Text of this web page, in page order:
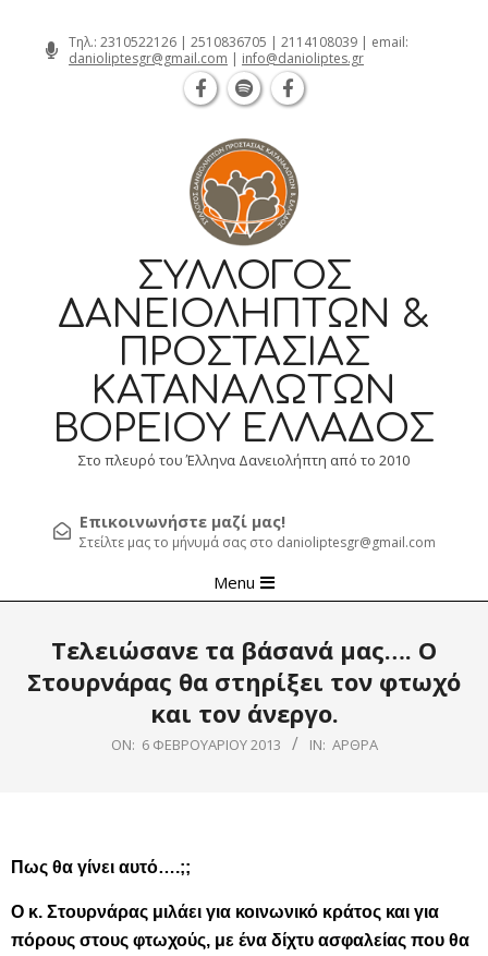
Τηλ.: 2310522126 | 2510836705 | 2114108039 | email:
danioliptesgr@gmail.com | info@danioliptes.gr
ΣΎΛΛΟΓΟΣ
ΔΑΝΕΙΟΛΗΠΤΏΝ &
ΠΡΟΣΤΑΣΊΑΣ
ΚΑΤΑΝΑΛΩΤΏΝ
ΒΟΡΕΊΟΥ ΕΛΛΆΔΟΣ
Στο πλευρό του Έλληνα Δανειολήπτη από το 2010
Επικοινωνήστε μαζί μας!
Στείλτε μας το μήνυμά σας στο danioliptesgr@gmail.com
Navigation
Menu
Τελειώσανε τα βάσανά μας…. Ο
Στουρνάρας θα στηρίξει τον φτωχό
και τον άνεργο.
ON: 6 ΦΕΒΡΟΥΑΡΊΟΥ 2013 IN: ΆΡΘΡΑ
Πως θα γίνει αυτό….;;
Ο κ. Στουρνάρας μιλάει για κοινωνικό κράτος και για
πόρους στους φτωχούς, με ένα δίχτυ ασφαλείας που θα